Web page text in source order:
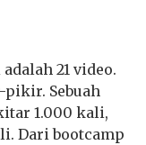
21 video.
Sebuah
1.000 kali,
Dari bootcamp